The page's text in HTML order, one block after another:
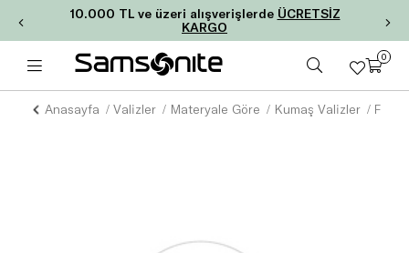
10.000 TL ve üzeri alışverişlerde ÜCRETSİZ
KARGO
0
Anasayfa Valizler Materyale Göre Kumaş Valizler